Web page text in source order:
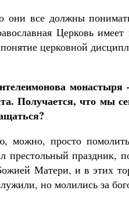
они все должны
Церковь имеет
церковной
Получается, что мы
можно, просто
праздник,
Матери, и в этих
но молились за